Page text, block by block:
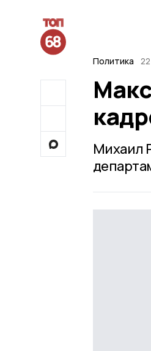
Политика
Михаил